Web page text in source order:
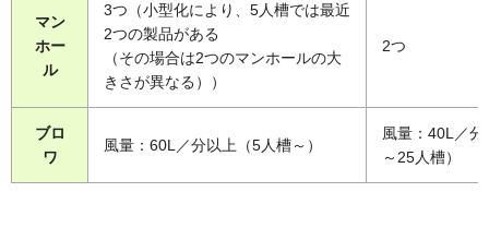
マン
ホー
ル
3つ（小型化により、5人槽では最近
2つの製品がある
（その場合は2つのマンホールの大
きさが異なる））
2つ
ブロ
ワ
風量：60L／分以上（5人槽～）
風量：40L／分
～25人槽）